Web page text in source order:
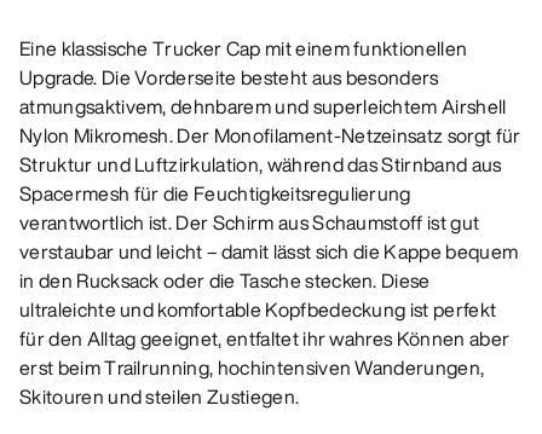
Eine klassische Trucker Cap mit einem funktionellen
Upgrade. Die Vorderseite besteht aus besonders
atmungsaktivem, dehnbarem und superleichtem Airshell
Nylon Mikromesh. Der Monofilament-Netzeinsatz sorgt für
Struktur und Luftzirkulation, während das Stirnband aus
Spacermesh für die Feuchtigkeitsregulierung
verantwortlich ist. Der Schirm aus Schaumstoff ist gut
verstaubar und leicht – damit lässt sich die Kappe bequem
in den Rucksack oder die Tasche stecken. Diese
ultraleichte und komfortable Kopfbedeckung ist perfekt
für den Alltag geeignet, entfaltet ihr wahres Können aber
erst beim Trailrunning, hochintensiven Wanderungen,
Skitouren und steilen Zustiegen.